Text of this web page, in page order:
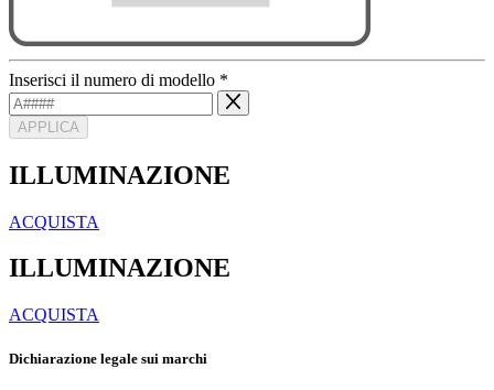
Inserisci il numero di modello *
APPLICA
ILLUMINAZIONE
ACQUISTA
ILLUMINAZIONE
ACQUISTA
Dichiarazione legale sui marchi